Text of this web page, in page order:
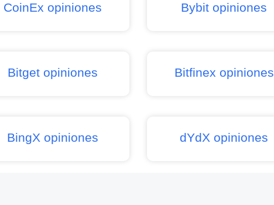
CoinEx opiniones Bybit opiniones
Bitget opiniones Bitfinex opiniones
BingX opiniones dYdX opiniones